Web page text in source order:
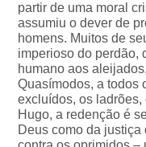
partir de uma moral
assumiu o dever de
homens. Muitos de
imperioso do perdão,
humano aos
Quasímodos, a todos
excluídos, os
Hugo, a redenção é
Deus como da